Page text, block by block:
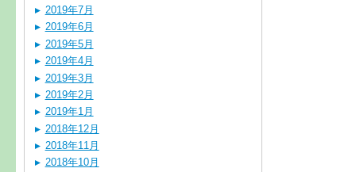
2019年7月
2019年6月
2019年5月
2019年4月
2019年3月
2019年2月
2019年1月
2018年12月
2018年11月
2018年10月